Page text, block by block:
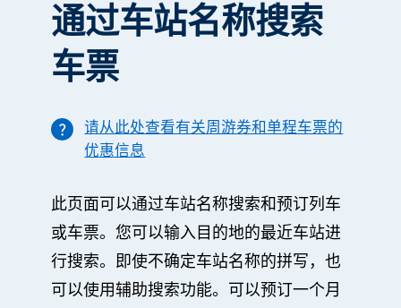
通过车站名称搜索
车票
请从此处查看有关周游券和单程车票的
优惠信息
此页面可以通过车站名称搜索和预订列车
或车票。您可以输入目的地的最近车站进
行搜索。即使不确定车站名称的拼写，也
可以使用辅助搜索功能。可以预订一个月